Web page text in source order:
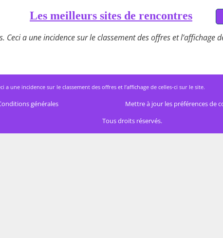
Les meilleurs sites de rencontres
a une incidence sur le classement des offres et l’affichage
une incidence sur le classement des offres et l’affichage de celles-ci sur le site.
générales
Mettre à jour les préférences de
Tous droits réservés.